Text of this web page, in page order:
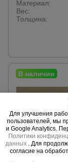
Материал:
Вес:
Толщина:
Для улучшения
пользователей, мы
и Google Analytics.
Политики
данных . Для
согласие на